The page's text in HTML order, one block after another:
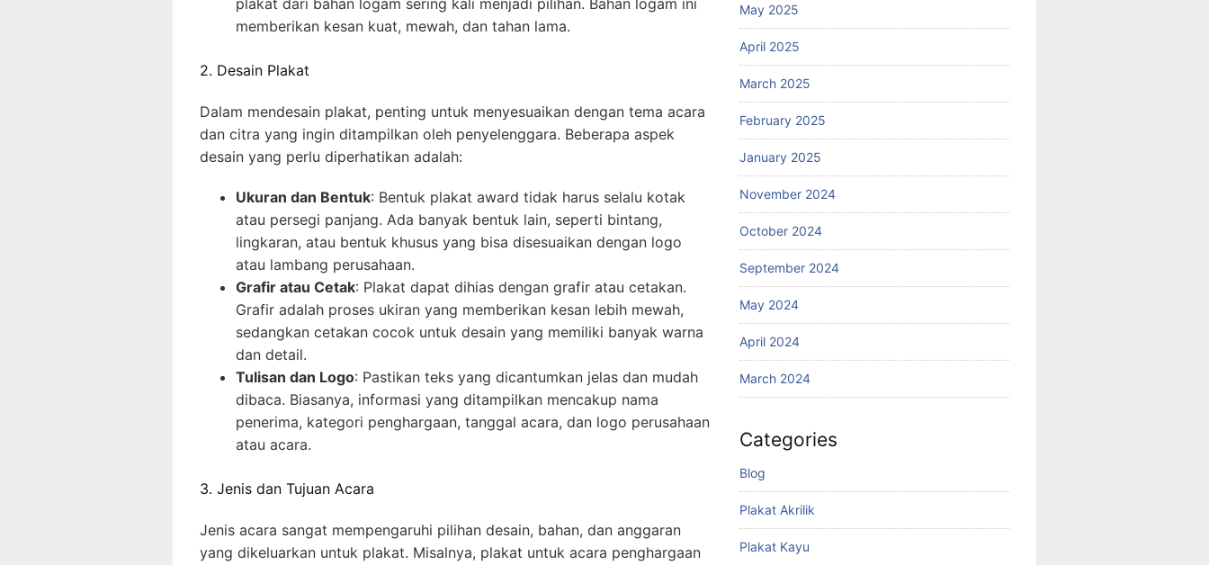
memberikan kesan kuat, mewah, dan tahan lama.
2. Desain Plakat
Dalam mendesain plakat, penting untuk menyesuaikan dengan tema acara
dan citra yang ingin ditampilkan oleh penyelenggara. Beberapa aspek
desain yang perlu diperhatikan adalah:
Ukuran dan Bentuk: Bentuk plakat award tidak harus selalu kotak
atau persegi panjang. Ada banyak bentuk lain, seperti bintang,
lingkaran, atau bentuk khusus yang bisa disesuaikan dengan logo
atau lambang perusahaan.
Grafir atau Cetak: Plakat dapat dihias dengan grafir atau cetakan.
Grafir adalah proses ukiran yang memberikan kesan lebih mewah,
sedangkan cetakan cocok untuk desain yang memiliki banyak warna
dan detail.
Tulisan dan Logo: Pastikan teks yang dicantumkan jelas dan mudah
dibaca. Biasanya, informasi yang ditampilkan mencakup nama
penerima, kategori penghargaan, tanggal acara, dan logo perusahaan
atau acara.
3. Jenis dan Tujuan Acara
Jenis acara sangat mempengaruhi pilihan desain, bahan, dan anggaran
yang dikeluarkan untuk plakat. Misalnya, plakat untuk acara penghargaan
May 2025
April 2025
March 2025
February 2025
January 2025
November 2024
October 2024
September 2024
May 2024
April 2024
March 2024
Categories
Blog
Plakat Akrilik
Plakat Kayu